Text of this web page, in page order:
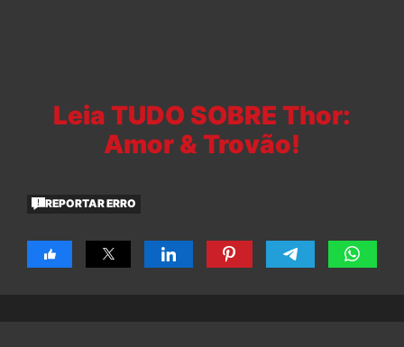
Leia TUDO SOBRE Thor:
Amor & Trovão!
REPORTAR ERRO